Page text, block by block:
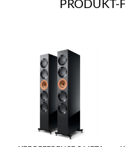
PRODUKT-